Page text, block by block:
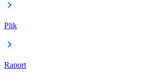
Plik
Raport